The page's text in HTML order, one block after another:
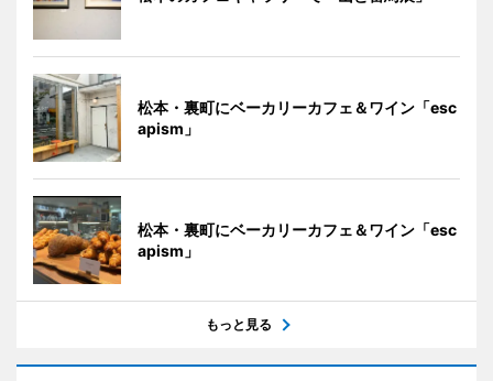
松本・裏町にベーカリーカフェ＆ワイン「esc
apism」
松本・裏町にベーカリーカフェ＆ワイン「esc
apism」
もっと見る